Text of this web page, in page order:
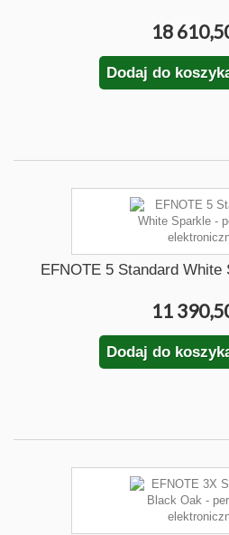
18
Dodaj do
EFNOTE 5 Standard
11
Dodaj do